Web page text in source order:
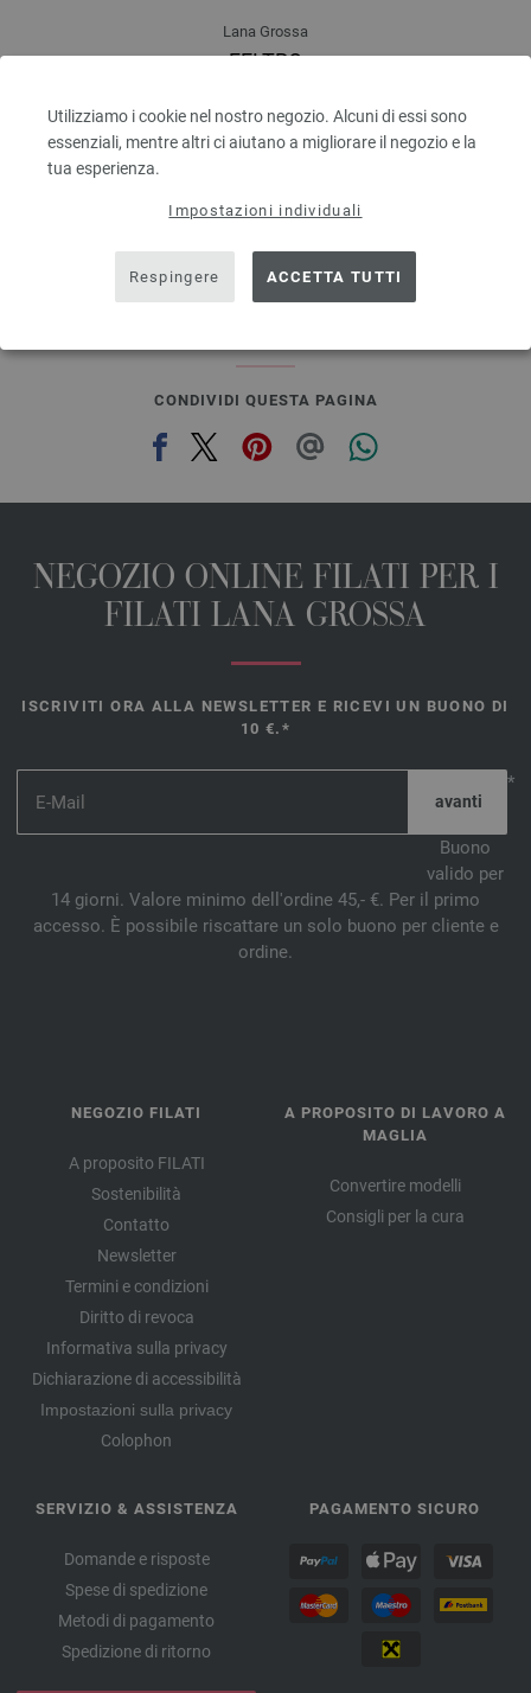
Utilizziamo i cookie nel nostro negozio. Alcuni di essi sono
essenziali, mentre altri ci aiutano a migliorare il negozio e la
tua esperienza.
Impostazioni individuali
Respingere ACCETTA TUTTI
Lana Grossa
FELTRO
Quantità in metri: ca. 50 m / 50 g
Dimensioni d’aghi: 8
escl. IVA., più. spese di spedizione, Prezzo di base:
prev next
CONDIVIDI QUESTA PAGINA
NEGOZIO ONLINE FILATI PER I
FILATI LANA GROSSA
ISCRIVITI ORA ALLA NEWSLETTER E RICEVI UN BUONO DI
10 €.*
*
Buono
valido per
14 giorni. Valore minimo dell'ordine 45,- €. Per il primo
accesso. È possibile riscattare un solo buono per cliente e
ordine.
NEGOZIO FILATI
A proposito FILATI
Sostenibilità
Contatto
Newsletter
Termini e condizioni
Diritto di revoca
Informativa sulla privacy
Dichiarazione di accessibilità
Impostazioni sulla privacy
Colophon
A PROPOSITO DI LAVORO A
MAGLIA
Convertire modelli
Consigli per la cura
SERVIZIO & ASSISTENZA
Domande e risposte
Spese di spedizione
Metodi di pagamento
Spedizione di ritorno
PAGAMENTO SICURO